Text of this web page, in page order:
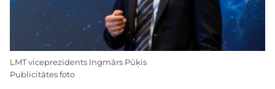
LMT viceprezidents Ingmārs Pūķis
Publicitātes foto